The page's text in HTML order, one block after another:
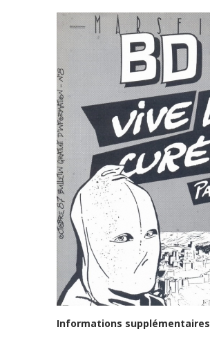
Informations supplémentaires